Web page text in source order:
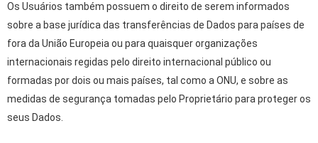
Os Usuários também possuem o direito de serem informados
sobre a base jurídica das transferências de Dados para países de
fora da União Europeia ou para quaisquer organizações
internacionais regidas pelo direito internacional público ou
formadas por dois ou mais países, tal como a ONU, e sobre as
medidas de segurança tomadas pelo Proprietário para proteger os
seus Dados.